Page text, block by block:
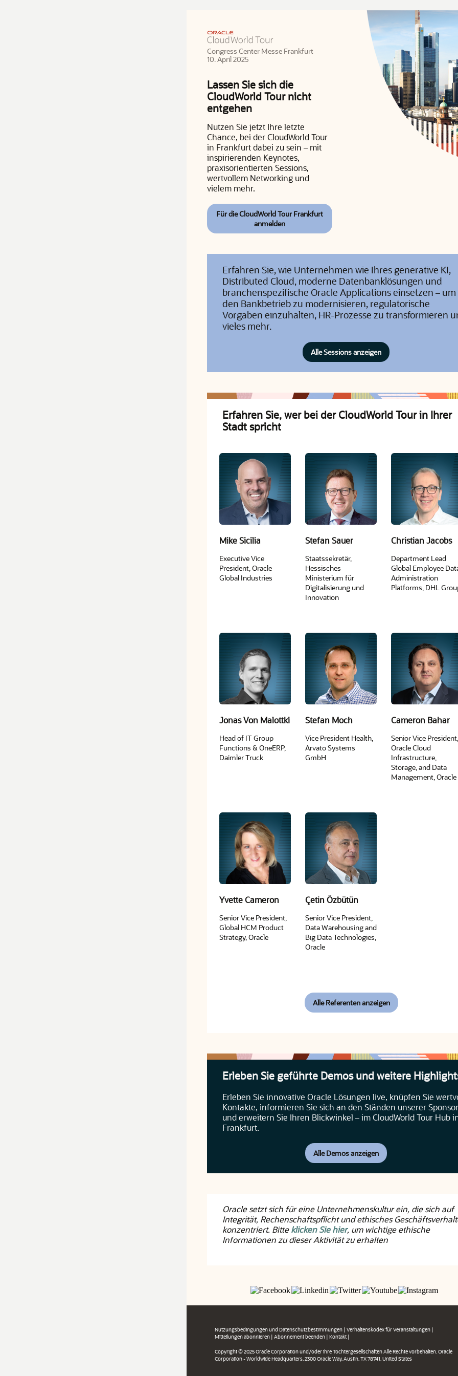
Congress Center Messe Frankfurt
10. April 2025
Lassen Sie sich die
CloudWorld Tour nicht
entgehen
Nutzen Sie jetzt Ihre letzte
Chance, bei der CloudWorld Tour
in Frankfurt dabei zu sein – mit
inspirierenden Keynotes,
praxisorientierten Sessions,
wertvollem Networking und
vielem mehr.
Für die CloudWorld Tour Frankfurt
anmelden
Erfahren Sie, wie Unternehmen wie Ihres generative KI,
Distributed Cloud, moderne Datenbanklösungen und
branchenspezifische Oracle Applications einsetzen – um
den Bankbetrieb zu modernisieren, regulatorische
Vorgaben einzuhalten, HR-Prozesse zu transformieren
vieles mehr.
Alle Sessions anzeigen
Erfahren Sie, wer bei der CloudWorld Tour in Ihrer
Stadt spricht
Mike Sicilia
Executive Vice
President, Oracle
Global Industries
Stefan Sauer
Staatssekretär,
Hessisches
Ministerium für
Digitalisierung und
Innovation
Christian Jacobs
Department Lead
Global Employee
Administration
Platforms, DHL
Jonas Von Malottki
Head of IT Group
Functions & OneERP,
Daimler Truck
Stefan Moch
Vice President Health,
Arvato Systems
GmbH
Cameron Bahar
Senior Vice President,
Oracle Cloud
Infrastructure,
Storage, and Data
Management, Oracle
Yvette Cameron
Senior Vice President,
Global HCM Product
Strategy, Oracle
Çetin Özbütün
Senior Vice President,
Data Warehousing and
Big Data Technologies,
Oracle
Alle Referenten anzeigen
Erleben Sie geführte Demos und weitere
Erleben Sie innovative Oracle Lösungen live, knüpfen Sie
Kontakte, informieren Sie sich an den Ständen unserer
und erweitern Sie Ihren Blickwinkel – im CloudWorld Tour Hub
Frankfurt.
Alle Demos anzeigen
Oracle setzt sich für eine Unternehmenskultur ein, die sich auf
Integrität, Rechenschaftspflicht und ethisches
konzentriert. Bitteklicken Sie hier, um wichtige ethische
Informationen zu dieser Aktivität zu erhalten
Nutzungsbedingungen und Datenschutzbestimmungen | Verhaltenskodex für Veranstaltungen |
Mitteilungen abonnieren | Abonnement beenden | Kontakt |
Copyright © 2025 Oracle Corporation und/oder ihre Tochtergesellschaften Alle Rechte vorbehalten. Oracle
Corporation - Worldwide Headquarters, 2300 Oracle Way, Austin, TX 78741, United States